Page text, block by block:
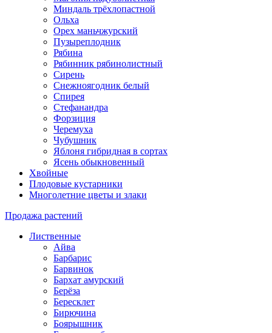
Миндаль трёхлопастной
Ольха
Орех маньчжурский
Пузыреплодник
Рябина
Рябинник рябинолистный
Сирень
Снежноягодник белый
Спирея
Стефанандра
Форзиция
Черемуха
Чубушник
Яблоня гибридная в сортах
Ясень обыкновенный
Хвойные
Плодовые кустарники
Многолетние цветы и злаки
Продажа растений
Лиственные
Айва
Барбарис
Барвинок
Бархат амурский
Берёза
Бересклет
Бирючина
Боярышник